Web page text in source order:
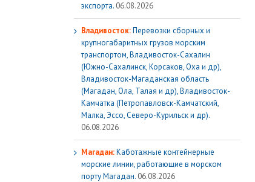
экспорта. 06.08.2026
Владивосток:Перевозки сборных и
крупногабаритных грузов морским
транспортом, Владивосток-Сахалин
(Южно-Сахалинск, Корсаков, Оха и др),
Владивосток-Магаданская область
(Магадан, Ола, Талая и др), Владивосток-
Камчатка (Петропавловск-Камчатский,
Малка, Эссо, Северо-Курильск и др).
06.08.2026
Магадан:Каботажные контейнерные
морские линии, работающие в морском
порту Магадан. 06.08.2026